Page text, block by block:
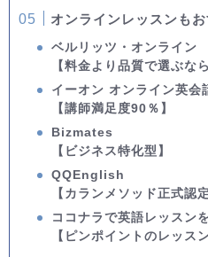
オンラインレッスンもお
ベルリッツ・オンライン
【料金より品質で選ぶなら
イーオン オンライン英会
【講師満足度90％】
Bizmates
【ビジネス特化型】
QQEnglish
【カランメソッド正式認
ココナラで英語レッスン
【ピンポイントのレッス